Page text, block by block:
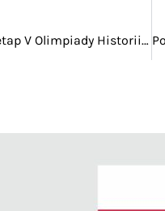
Zaczął się ostatni etap V Olimpiady Historii Polski